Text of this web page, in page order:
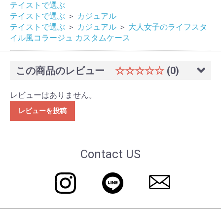
テイストで選ぶ
テイストで選ぶ ＞ カジュアル
テイストで選ぶ ＞ カジュアル ＞ 大人女子のライフスタ
イル風コラージュ カスタムケース
この商品のレビュー ☆☆☆☆☆ (0)
レビューはありません。
レビューを投稿
Contact US